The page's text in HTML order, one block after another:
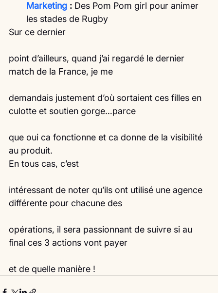
Marketing : Des Pom Pom girl pour animer
les stades de Rugby
Sur ce dernier
point d’ailleurs, quand j’ai regardé le dernier
match de la France, je me
demandais justement d’où sortaient ces filles en
culotte et soutien gorge…parce
que oui ca fonctionne et ca donne de la visibilité
au produit.
En tous cas, c’est
intéressant de noter qu’ils ont utilisé une agence
différente pour chacune des
opérations, il sera passionnant de suivre si au
final ces 3 actions vont payer
et de quelle manière !